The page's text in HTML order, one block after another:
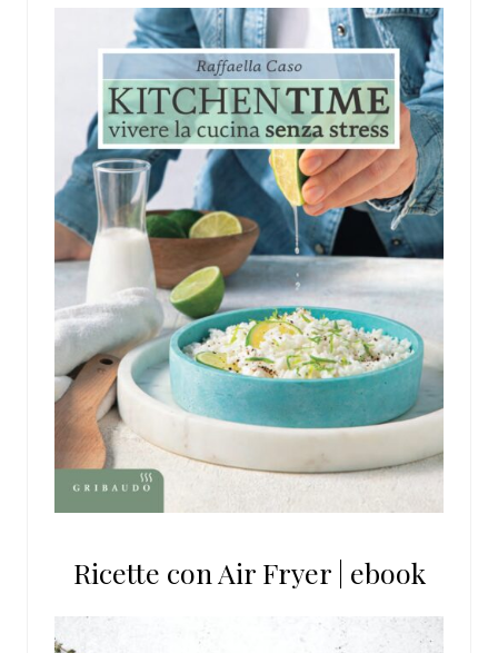
Ricette con Air Fryer | ebook